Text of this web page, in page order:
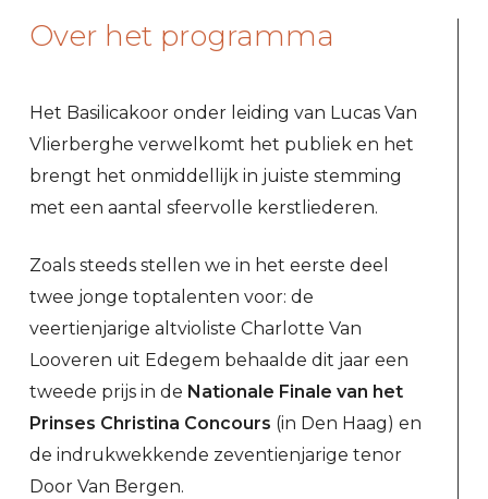
Over het programma
Het Basilicakoor onder leiding van Lucas Van
Vlierberghe verwelkomt het publiek en het
brengt het onmiddellijk in juiste stemming
met een aantal sfeervolle kerstliederen.
Zoals steeds stellen we in het eerste deel
twee jonge toptalenten voor: de
veertienjarige altvioliste Charlotte Van
Looveren uit Edegem behaalde dit jaar een
tweede prijs in de Nationale Finale van het
Prinses Christina Concours (in Den Haag) en
de indrukwekkende zeventienjarige tenor
Door Van Bergen.